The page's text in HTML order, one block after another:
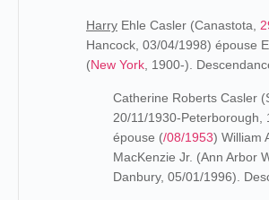
Harry Ehle Casler (Canastota,
Hancock, 03/04/1998) épouse
(New York , 1900-).
Catherine Roberts Casler
20/11/1930-Peterborough,
épouse (/08/1953) William
MacKenzie Jr. (Ann Arbor
Danbury, 05/01/1996).